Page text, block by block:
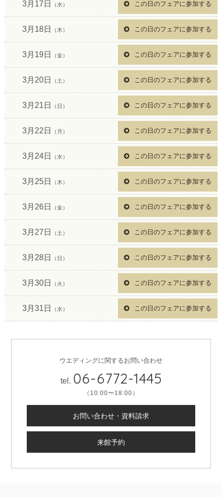
3月17日 （水） この日のフェアに参加する
3月18日 （木） この日のフェアに参加する
3月19日 （金） この日のフェアに参加する
3月20日 （土） この日のフェアに参加する
3月21日 （日） この日のフェアに参加する
3月22日 （月） この日のフェアに参加する
3月24日 （水） この日のフェアに参加する
3月25日 （木） この日のフェアに参加する
3月26日 （金） この日のフェアに参加する
3月27日 （土） この日のフェアに参加する
3月28日 （日） この日のフェアに参加する
3月30日 （火） この日のフェアに参加する
3月31日 （水） この日のフェアに参加する
ウエディングに関するお問い合わせ
tel. 06-6772-1445
（10:00〜18:00）
お問い合わせ・資料請求
来館予約